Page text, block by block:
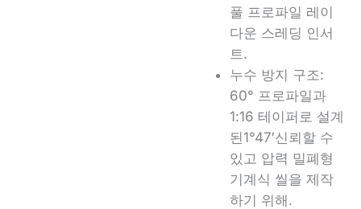
풀 프로파일 레이
다운 스레딩 인서
트 .
누수 방지 구조:
60° 프로파일과
1:16 테이퍼로 설계
된1°47′신뢰할 수
있고 압력 밀폐형
기계식 씰을 제작
하기 위해.